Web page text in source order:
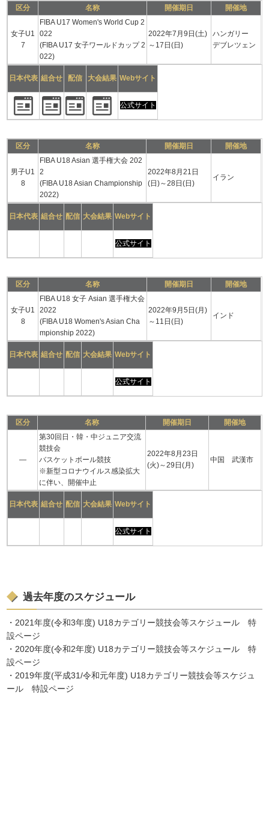
区分 名称 開催期日 開催地
女子U1
7
FIBA U17 Women's World Cup 2
022
(FIBA U17 女子ワールドカップ 2
022)
2022年7月9日(土)
～17日(日)
ハンガリー
デブレツェン
日本代表 組合せ 配信 大会結果 Webサイト
公式サイト
区分 名称 開催期日 開催地
男子U1
8
FIBA U18 Asian 選手権大会 202
2
(FIBA U18 Asian Championship
2022)
2022年8月21日
(日)～28日(日)
イラン
日本代表 組合せ 配信 大会結果 Webサイト
公式サイト
区分 名称 開催期日 開催地
女子U1
8
FIBA U18 女子 Asian 選手権大会
2022
(FIBA U18 Women's Asian Cha
mpionship 2022)
2022年9月5日(月)
～11日(日)
インド
日本代表 組合せ 配信 大会結果 Webサイト
公式サイト
区分 名称 開催期日 開催地
―
第30回日・韓・中ジュニア交流
競技会
バスケットボール競技
※新型コロナウイルス感染拡大
に伴い、開催中止
2022年8月23日
(火)～29日(月)
中国 武漢市
日本代表 組合せ 配信 大会結果 Webサイト
公式サイト
過去年度のスケジュール
・2021年度(令和3年度) U18カテゴリー競技会等スケジュール 特
設ページ
・2020年度(令和2年度) U18カテゴリー競技会等スケジュール 特
設ページ
・2019年度(平成31/令和元年度) U18カテゴリー競技会等スケジュ
ール 特設ページ